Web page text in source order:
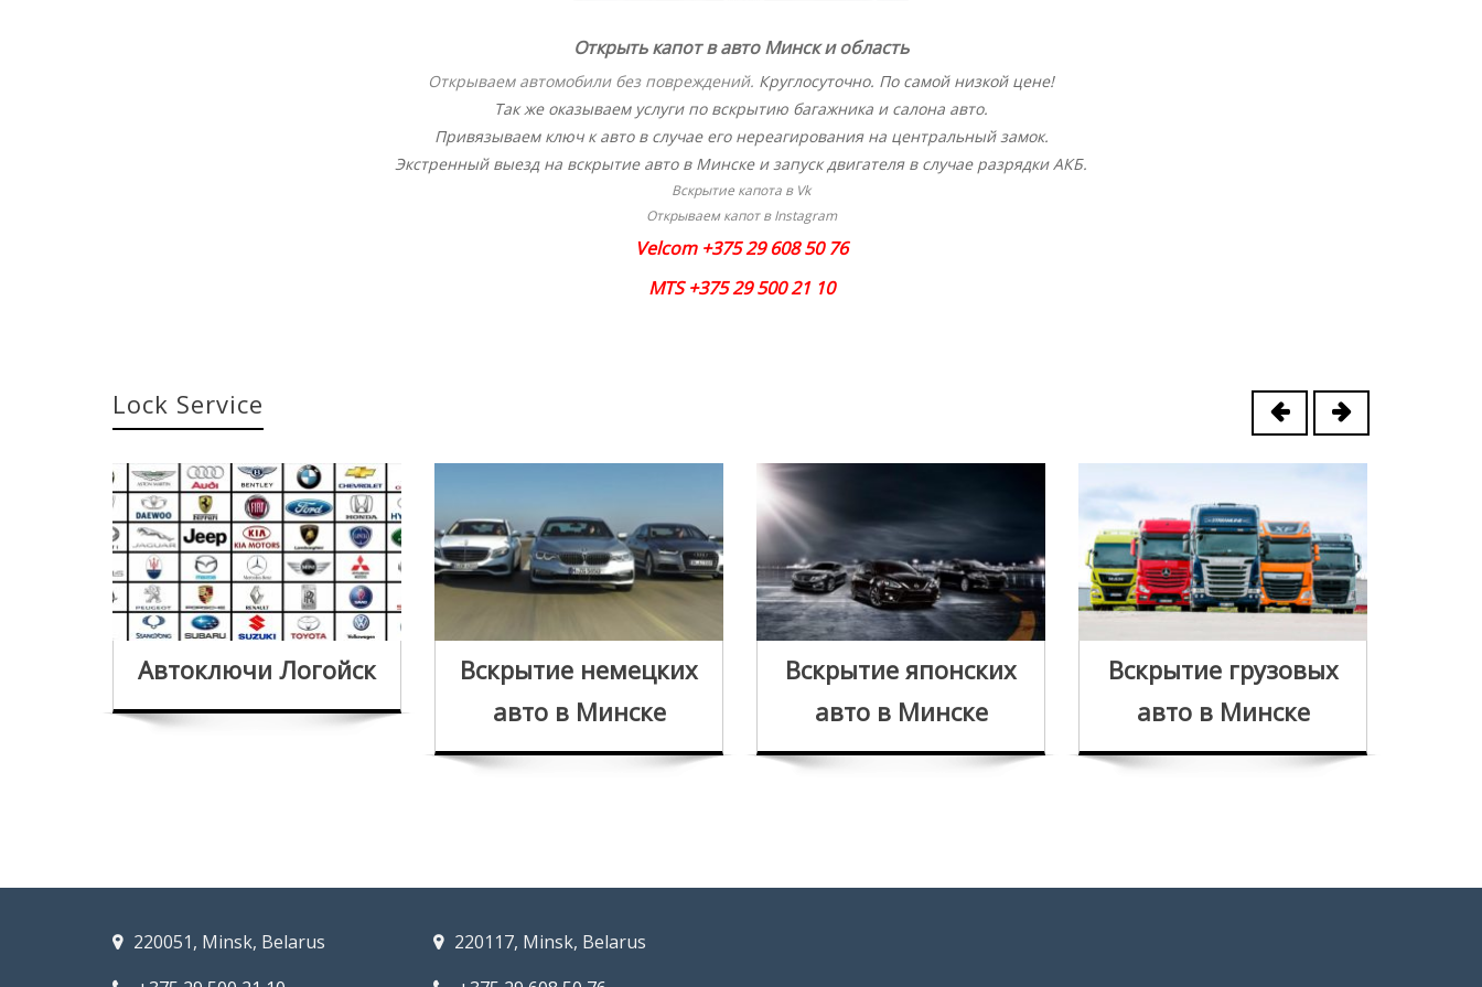
Открыть капот в авто Минск и область
Открываем автомобили без повреждений. Круглосуточно. По самой низкой цене!
Так же оказываем услуги по вскрытию багажника и салона авто.
Привязываем ключ к авто в случае его нереагирования на центральный замок.
Экстренный выезд на вскрытие авто в Минске и запуск двигателя в случае разрядки АКБ.
Вскрытие капота в Vk
Открываем капот в Instagram
Velcom +375 29 608 50 76
MTS +375 29 500 21 10
Lock Service
Автоключи Логойск
Вскрытие немецких
авто в Минске
Вскрытие японских
авто в Минске
Вскрытие грузовых
авто в Минске
220051, Minsk, Belarus
220117, Minsk, Belarus